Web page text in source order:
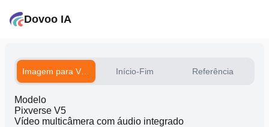
Dovoo IA
Início-Fim Referência
Modelo
Pixverse V5
Vídeo multicâmera com áudio integrado